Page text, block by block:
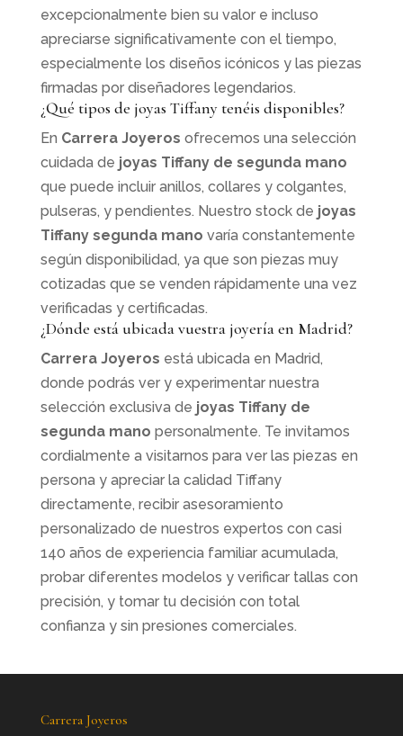
excepcionalmente bien su valor e incluso
apreciarse significativamente con el tiempo,
especialmente los diseños icónicos y las piezas
firmadas por diseñadores legendarios.
¿Qué tipos de joyas Tiffany tenéis disponibles?
En Carrera Joyeros ofrecemos una selección
cuidada de joyas Tiffany de segunda mano
que puede incluir anillos, collares y colgantes,
pulseras, y pendientes. Nuestro stock de joyas
Tiffany segunda mano varía constantemente
según disponibilidad, ya que son piezas muy
cotizadas que se venden rápidamente una vez
verificadas y certificadas.
¿Dónde está ubicada vuestra joyería en Madrid?
Carrera Joyeros está ubicada en Madrid,
donde podrás ver y experimentar nuestra
selección exclusiva de joyas Tiffany de
segunda mano personalmente. Te invitamos
cordialmente a visitarnos para ver las piezas en
persona y apreciar la calidad Tiffany
directamente, recibir asesoramiento
personalizado de nuestros expertos con casi
140 años de experiencia familiar acumulada,
probar diferentes modelos y verificar tallas con
precisión, y tomar tu decisión con total
confianza y sin presiones comerciales.
Carrera Joyeros